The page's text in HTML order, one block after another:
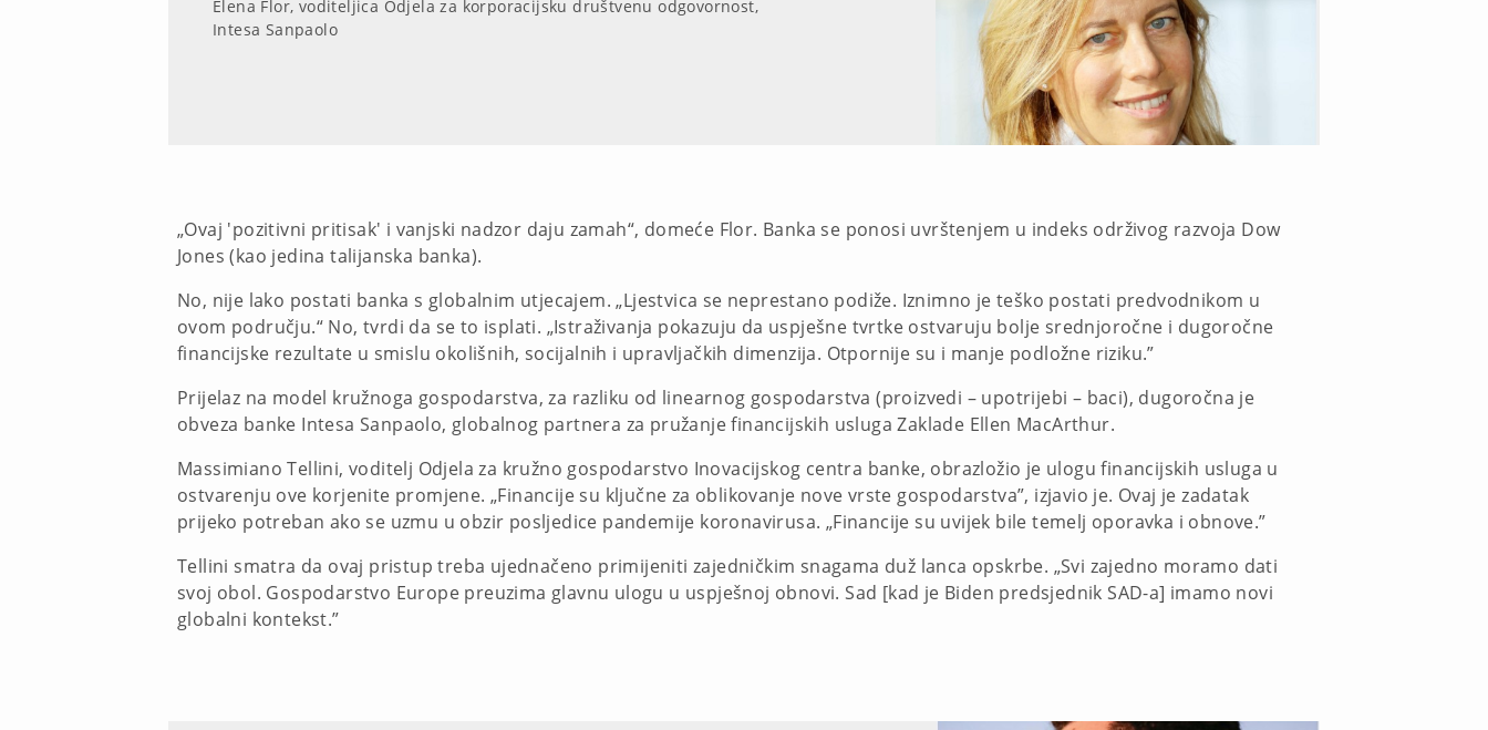
Elena Flor, voditeljica Odjela za korporacijsku društvenu odgovornost,
Intesa Sanpaolo
„Ovaj 'pozitivni pritisak' i vanjski nadzor daju zamah“, domeće Flor. Banka se ponosi uvrštenjem u indeks održivog razvoja Dow
Jones (kao jedina talijanska banka).
No, nije lako postati banka s globalnim utjecajem. „Ljestvica se neprestano podiže. Iznimno je teško postati predvodnikom u
ovom području.“ No, tvrdi da se to isplati. „Istraživanja pokazuju da uspješne tvrtke ostvaruju bolje srednjoročne i dugoročne
financijske rezultate u smislu okolišnih, socijalnih i upravljačkih dimenzija. Otpornije su i manje podložne riziku.”
Prijelaz na model kružnoga gospodarstva, za razliku od linearnog gospodarstva (proizvedi – upotrijebi – baci), dugoročna je
obveza banke Intesa Sanpaolo, globalnog partnera za pružanje financijskih usluga Zaklade Ellen MacArthur.
Massimiano Tellini, voditelj Odjela za kružno gospodarstvo Inovacijskog centra banke, obrazložio je ulogu financijskih usluga u
ostvarenju ove korjenite promjene. „Financije su ključne za oblikovanje nove vrste gospodarstva”, izjavio je. Ovaj je zadatak
prijeko potreban ako se uzmu u obzir posljedice pandemije koronavirusa. „Financije su uvijek bile temelj oporavka i obnove.”
Tellini smatra da ovaj pristup treba ujednačeno primijeniti zajedničkim snagama duž lanca opskrbe. „Svi zajedno moramo dati
svoj obol. Gospodarstvo Europe preuzima glavnu ulogu u uspješnoj obnovi. Sad [kad je Biden predsjednik SAD-a] imamo novi
globalni kontekst.”